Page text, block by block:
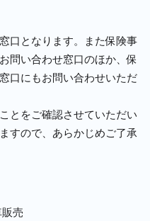
口となります。また保険事
問い合わせ窓口のほか、保
口にもお問い合わせいただ
とをご確認させていただい
すので、あらかじめご了承
売